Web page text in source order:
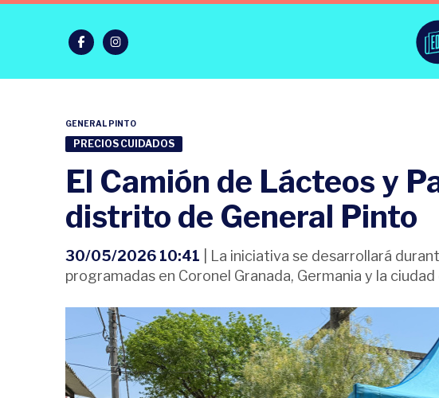
GENERAL PINTO
PRECIOS CUIDADOS
El Camión de Lácteos y
distrito de General Pinto
30/05/2026 10:41 | La iniciativa se desarrollará
programadas en Coronel Granada, Germania y la